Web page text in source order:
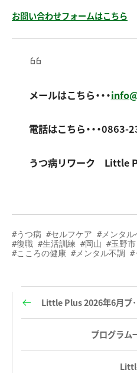
お問い合わせフォームはこちら
メールはこちら・・・
電話はこちら・・・
うつ病リワーク Little
#うつ病 #セルフケア #メンタ
#復職 #生活訓練 #岡山 #玉野
#こころの健康 #メンタル不調 #
Little Plus 2026年6月プ･
プログラム